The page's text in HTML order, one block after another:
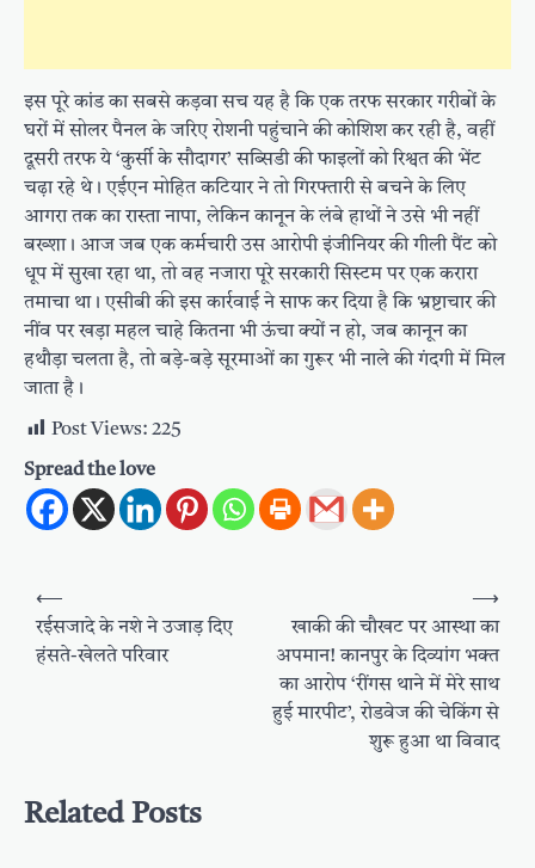
इस पूरे कांड का सबसे कड़वा सच यह है कि एक तरफ सरकार गरीबों के
घरों में सोलर पैनल के जरिए रोशनी पहुंचाने की कोशिश कर रही है, वहीं
दूसरी तरफ ये ‘कुर्सी के सौदागर’ सब्सिडी की फाइलों को रिश्वत की भेंट
चढ़ा रहे थे। एईएन मोहित कटियार ने तो गिरफ्तारी से बचने के लिए
आगरा तक का रास्ता नापा, लेकिन कानून के लंबे हाथों ने उसे भी नहीं
बख्शा। आज जब एक कर्मचारी उस आरोपी इंजीनियर की गीली पैंट को
धूप में सुखा रहा था, तो वह नजारा पूरे सरकारी सिस्टम पर एक करारा
तमाचा था। एसीबी की इस कार्रवाई ने साफ कर दिया है कि भ्रष्टाचार की
नींव पर खड़ा महल चाहे कितना भी ऊंचा क्यों न हो, जब कानून का
हथौड़ा चलता है, तो बड़े-बड़े सूरमाओं का गुरूर भी नाले की गंदगी में मिल
जाता है।
Post Views: 225
Spread the love
Post
navigation
⟵
रईसजादे के नशे ने उजाड़ दिए
हंसते-खेलते परिवार
खाकी की चौखट पर आस्था का
अपमान! कानपुर के दिव्यांग भक्त
का आरोप ‘रींगस थाने में मेरे साथ
हुई मारपीट’, रोडवेज की चेकिंग से
शुरू हुआ था विवाद
⟶
Related Posts